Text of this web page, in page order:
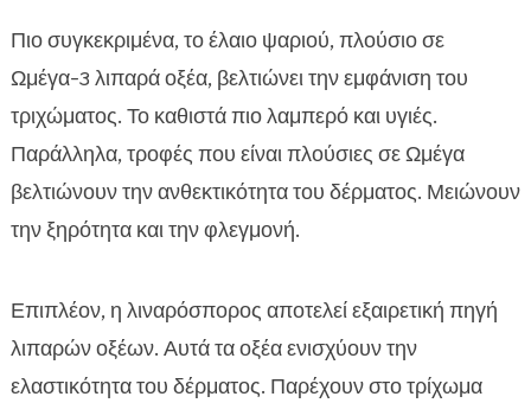
Πιο συγκεκριμένα, το έλαιο ψαριού, πλούσιο σε
Ωμέγα-3 λιπαρά οξέα, βελτιώνει την εμφάνιση του
τριχώματος. Το καθιστά πιο λαμπερό και υγιές.
Παράλληλα, τροφές που είναι πλούσιες σε Ωμέγα
βελτιώνουν την ανθεκτικότητα του δέρματος. Μειώνουν
την ξηρότητα και την φλεγμονή.
Επιπλέον, η λιναρόσπορος αποτελεί εξαιρετική πηγή
λιπαρών οξέων. Αυτά τα οξέα ενισχύουν την
ελαστικότητα του δέρματος. Παρέχουν στο τρίχωμα